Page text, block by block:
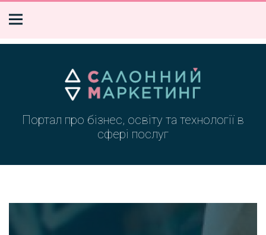
Портал про бізнес, освіту та технології в
сфері послуг